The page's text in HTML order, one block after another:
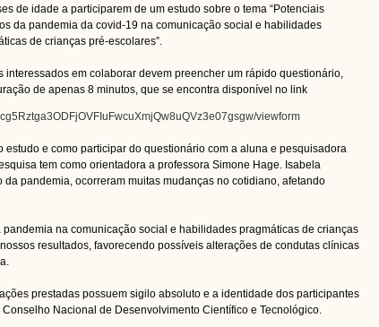
de idade a participarem de um estudo sobre o tema “Potenciais
da pandemia da covid-19 na comunicação social e habilidades
de crianças pré-escolares”.
interessados em colaborar devem preencher um rápido questionário,
de apenas 8 minutos, que se encontra disponível no link
viewform
e como participar do questionário com a aluna e pesquisadora
tem como orientadora a professora Simone Hage. Isabela
pandemia, ocorreram muitas mudanças no cotidiano, afetando
na comunicação social e habilidades pragmáticas de crianças
resultados, favorecendo possíveis alterações de condutas clínicas
prestadas possuem sigilo absoluto e a identidade dos participantes
Nacional de Desenvolvimento Científico e Tecnológico.